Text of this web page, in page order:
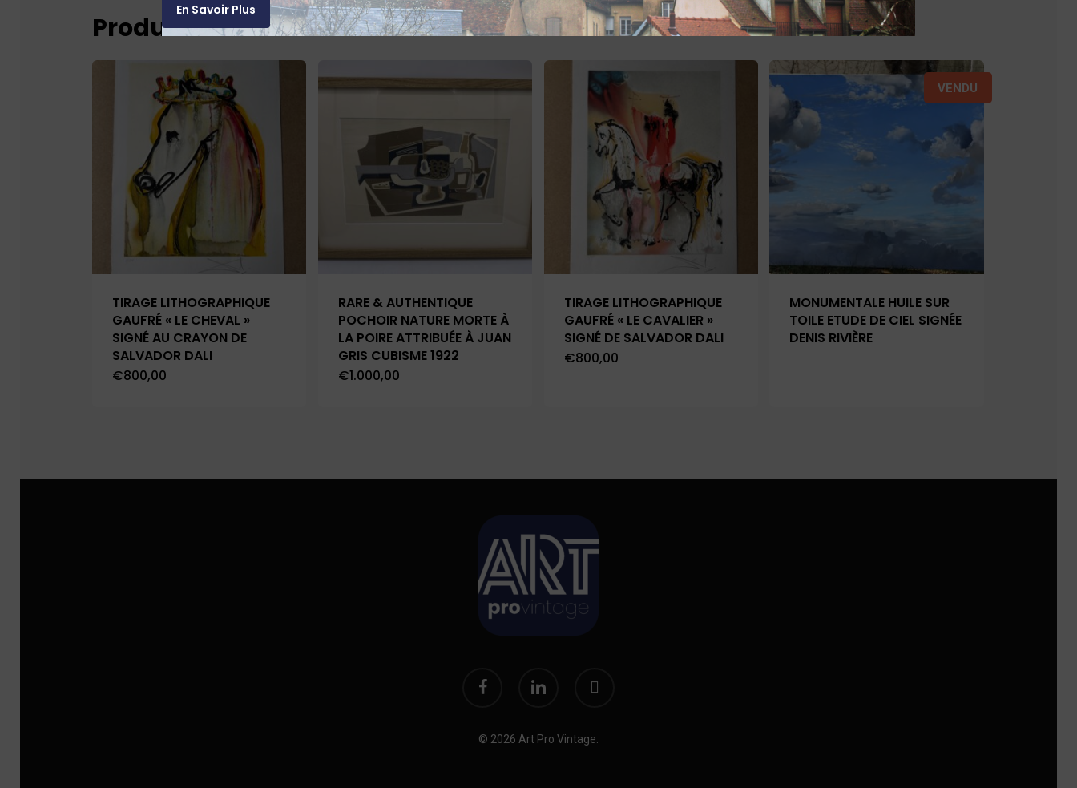
Produits similaires
TIRAGE LITHOGRAPHIQUE
GAUFRÉ « LE CHEVAL »
SIGNÉ AU CRAYON DE
SALVADOR DALI
€800,00
RARE & AUTHENTIQUE
POCHOIR NATURE MORTE À
LA POIRE ATTRIBUÉE À JUAN
GRIS CUBISME 1922
€1.000,00
TIRAGE LITHOGRAPHIQUE
GAUFRÉ « LE CAVALIER »
SIGNÉ DE SALVADOR DALI
€800,00
MONUMENTALE HUILE SUR
TOILE ETUDE DE CIEL SIGNÉE
DENIS RIVIÈRE
VENDU
© 2026 Art Pro Vintage.
En Savoir Plus